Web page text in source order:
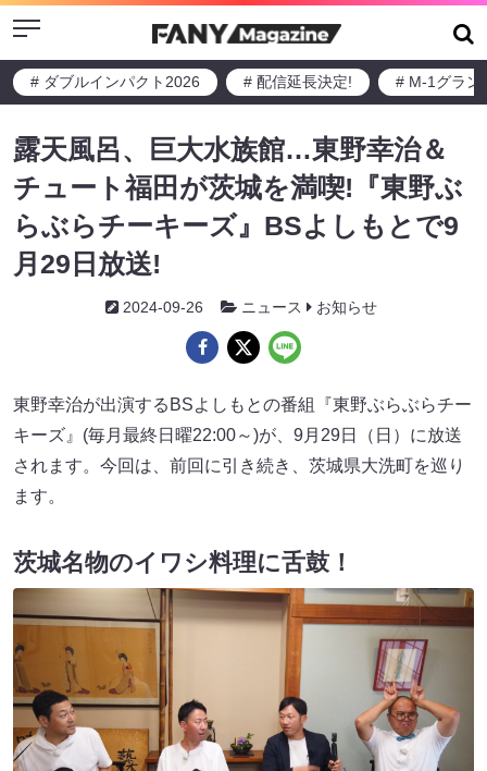
Menu
# ダブルインパクト2026 # 配信延長決定! # M-1グラン
露天風呂、巨大水族館…東野幸治＆
チュート福田が茨城を満喫!『東野ぶ
らぶらチーキーズ』BSよしもとで9
月29日放送!
2024-09-26 ニュース お知らせ
東野幸治が出演するBSよしもとの番組『東野ぶらぶらチー
キーズ』(毎月最終日曜22:00～)が、9月29日（日）に放送
されます。今回は、前回に引き続き、茨城県大洗町を巡り
ます。
茨城名物のイワシ料理に舌鼓！